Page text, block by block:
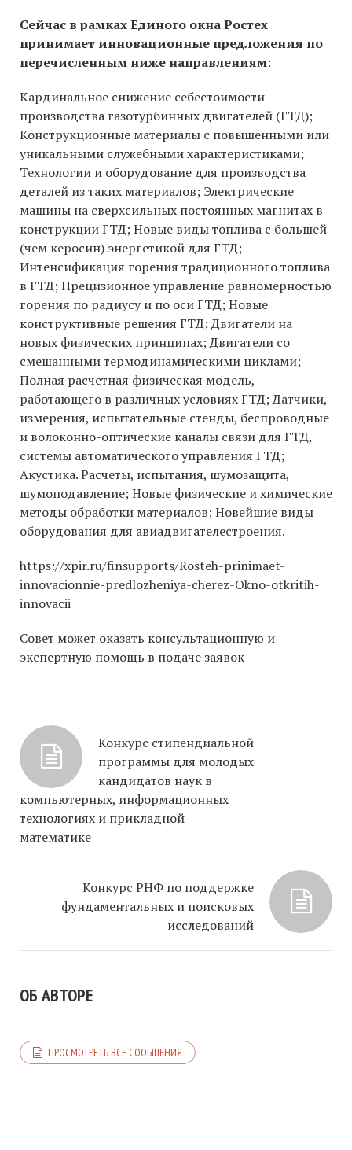
Сейчас в рамках Единого окна Ростех
принимает инновационные предложения по
перечисленным ниже направлениям:
Кардинальное снижение себестоимости
производства газотурбинных двигателей (ГТД);
Конструкционные материалы с повышенными или
уникальными служебными характеристиками;
Технологии и оборудование для производства
деталей из таких материалов; Электрические
машины на сверхсильных постоянных магнитах в
конструкции ГТД; Новые виды топлива с большей
(чем керосин) энергетикой для ГТД;
Интенсификация горения традиционного топлива
в ГТД; Прецизионное управление равномерностью
горения по радиусу и по оси ГТД; Новые
конструктивные решения ГТД; Двигатели на
новых физических принципах; Двигатели со
смешанными термодинамическими циклами;
Полная расчетная физическая модель,
работающего в различных условиях ГТД; Датчики,
измерения, испытательные стенды, беспроводные
и волоконно-оптические каналы связи для ГТД,
системы автоматического управления ГТД;
Акустика. Расчеты, испытания, шумозащита,
шумоподавление; Новые физические и химические
методы обработки материалов; Новейшие виды
оборудования для авиадвигателестроения.
https://xpir.ru/finsupports/Rosteh-prinimaet-
innovacionnie-predlozheniya-cherez-Okno-otkritih-
innovacii
Совет может оказать консультационную и
экспертную помощь в подаче заявок
Конкурс стипендиальной
программы для молодых
кандидатов наук в
компьютерных, информационных
технологиях и прикладной
математике
Конкурс РНФ по поддержке
фундаментальных и поисковых
исследований
ОБ АВТОРЕ
ПРОСМОТРЕТЬ ВСЕ СООБЩЕНИЯ